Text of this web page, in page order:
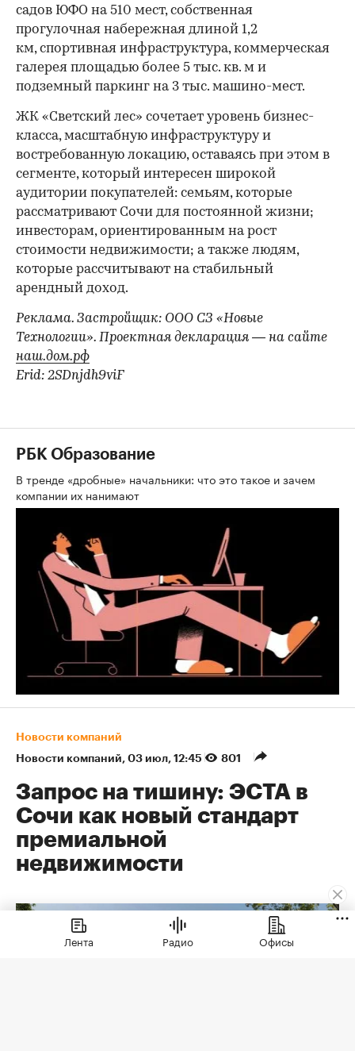
00:00
садов ЮФО на 510 мест, собственная
прогулочная набережная длиной 1,2
км, спортивная инфраструктура, коммерческая
галерея площадью более 5 тыс. кв. м и
подземный паркинг на 3 тыс. машино-мест.
ЖК «Светский лес» сочетает уровень бизнес-
класса, масштабную инфраструктуру и
востребованную локацию, оставаясь при этом в
сегменте, который интересен широкой
аудитории покупателей: семьям, которые
рассматривают Сочи для постоянной жизни;
инвесторам, ориентированным на рост
стоимости недвижимости; а также людям,
которые рассчитывают на стабильный
арендный доход.
Реклама. Застройщик: ООО СЗ «Новые
Технологии». Проектная декларация — на сайте
наш.дом.рф
Erid: 2SDnjdh9viF
РБК Образование
В тренде «дробные» начальники: что это такое и зачем
компании их нанимают
Новости компаний
Новости компаний⁠, 03 июл, 12:45 801
Запрос на тишину: ЭСТА в
Сочи как новый стандарт
премиальной
недвижимости
Лента Радио Офисы